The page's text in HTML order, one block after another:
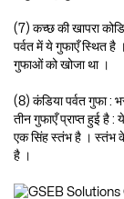
(7) कच्छ की खापरा
पर्वत में ये गुफाएँ स्थित
गुफाओं को खोजा था ।
(8) कंडिया पर्वत गुफा :
तीन गुफाएँ प्राप्त हुई है :
एक सिंह स्तंभ है । स्तंभ के
है ।